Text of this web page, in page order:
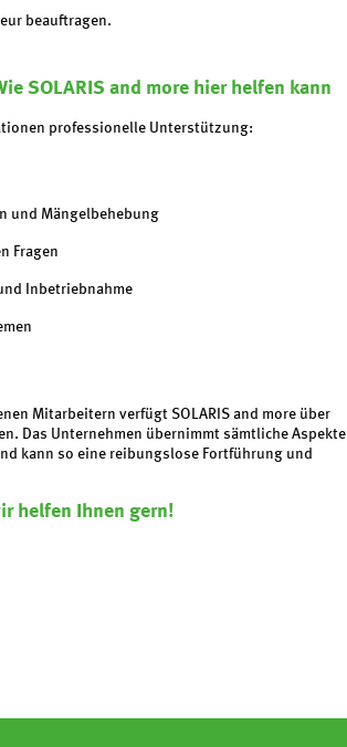
beauftragen.
SOLARIS and more hier helfen kann
professionelle Unterstützung:
und Mängelbehebung
Fragen
Inbetriebnahme
Mitarbeitern verfügt SOLARIS and more über
Das Unternehmen übernimmt sämtliche Aspekte
kann so eine reibungslose Fortführung und
helfen Ihnen gern!